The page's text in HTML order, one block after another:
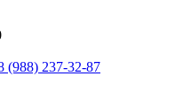
(988) 237-32-87